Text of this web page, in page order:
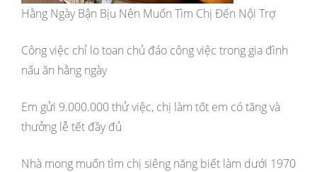
Hằng Ngày Bận Bịu Nên Muốn Tìm Chị Đến Nội Trợ
Công việc chỉ lo toan chủ đáo công việc trong gia đình
nấu ăn hằng ngày
Em gửi 9.000.000 thử việc, chị làm tốt em có tăng và
thưởng lễ tết đầy đủ
Nhà mong muốn tìm chị siêng năng biết làm dưới 1970